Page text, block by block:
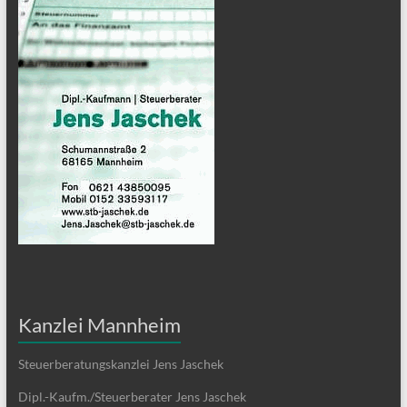
Kanzlei Mannheim
Steuerberatungskanzlei Jens Jaschek
Dipl.-Kaufm./Steuerberater Jens Jaschek